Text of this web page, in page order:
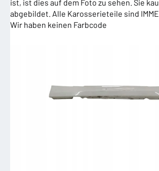
ist, ist dies auf dem Foto zu sehen. Sie
abgebildet. Alle Karosserieteile sind
Wir haben keinen Farbcode